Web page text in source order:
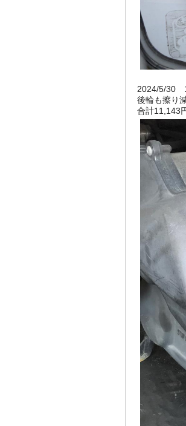
2024/5/30
後輪も擦り
合計11,143